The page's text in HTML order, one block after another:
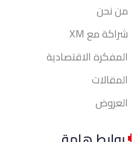
من نحن
شراكة مع XM
المفكرة الاقتصادية
المقالات
العروض